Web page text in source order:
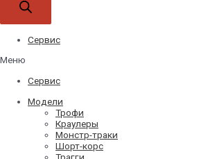
Сервис
Меню
Сервис
Модели
Трофи
Краулеры
Монстр-траки
Шорт-корс
Трагги